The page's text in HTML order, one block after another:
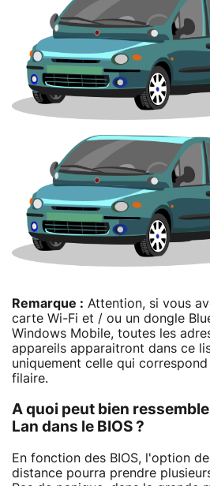
Remarque : Attention, si vous
carte Wi-Fi et / ou un dongle
Windows Mobile, toutes les
appareils apparaitront dans ce
uniquement celle qui
filaire.
A quoi peut bien
Lan dans le BIOS ?
En fonction des BIOS, l'option
distance pourra prendre